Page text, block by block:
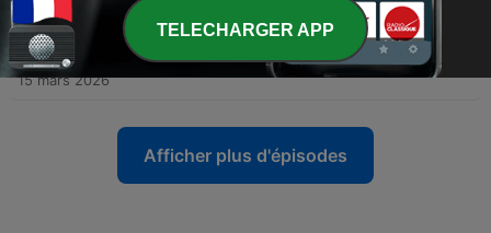
24 mars 2026
42 - -1350, la révolution religieuse d&#x27;Akhenaton
15 mars 2026
Afficher plus d'épisodes
TELECHARGER APP